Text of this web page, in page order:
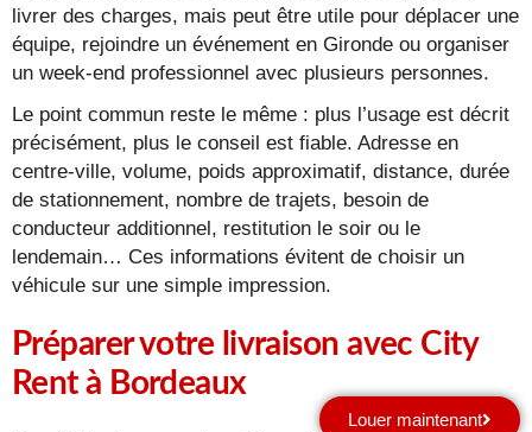
livrer des charges, mais peut être utile pour déplacer une
équipe, rejoindre un événement en Gironde ou organiser
un week-end professionnel avec plusieurs personnes.
Le point commun reste le même : plus l’usage est décrit
précisément, plus le conseil est fiable. Adresse en
centre-ville, volume, poids approximatif, distance, durée
de stationnement, nombre de trajets, besoin de
conducteur additionnel, restitution le soir ou le
lendemain… Ces informations évitent de choisir un
véhicule sur une simple impression.
Préparer votre livraison avec City
Rent à Bordeaux
Louer maintenant